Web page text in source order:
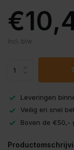
Incl. btw
Leveringen
Veilig en snel
Boven de €50,-